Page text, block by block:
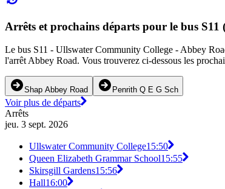
Arrêts et prochains départs pour le bus
Le bus S11 - Ullswater Community College - Abbey
l'arrêt Abbey Road. Vous trouverez ci-dessous les
Shap Abbey Road Penrith Q E G Sch
Voir plus de départs
Arrêts
jeu. 3 sept. 2026
Ullswater Community College15:50
Queen Elizabeth Grammar School15:55
Skirsgill Gardens15:56
Hall16:00